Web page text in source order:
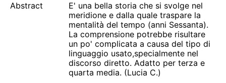
Abstract
E' una bella storia che si svolge nel
meridione e dalla quale traspare la
mentalità del tempo (anni Sessanta).
La comprensione potrebbe risultare
un po' complicata a causa del tipo di
linguaggio usato,specialmente nel
discorso diretto. Adatto per terza e
quarta media. (Lucia C.)